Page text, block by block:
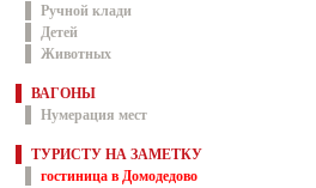
Ручной клади
Детей
Животных
ВАГОНЫ
Нумерация мест
ТУРИСТУ НА ЗАМЕТКУ
гостиница в Домодедово